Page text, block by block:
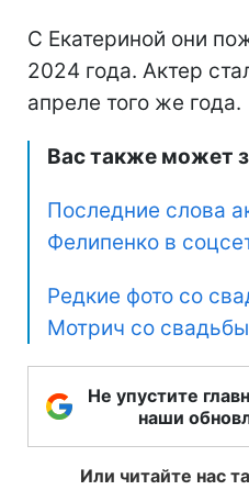
С Екатериной они
2024 года. Актер
апреле того же года.
Вас также может
Последние слова
Фелипенко в
Редкие фото со
Мотрич со свадьбы
Не упустите
наши
Или читайте нас